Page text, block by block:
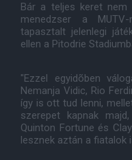
Bár a teljes keret nem
menedzser a
tapasztalt jelenlegi
ellen a Pitodrie
"Ezzel egyidõben
Nemanja Vidic, Rio
így is ott tud lenni,
szerepet kapnak
Quinton Fortune és
lesznek aztán a fiatalok